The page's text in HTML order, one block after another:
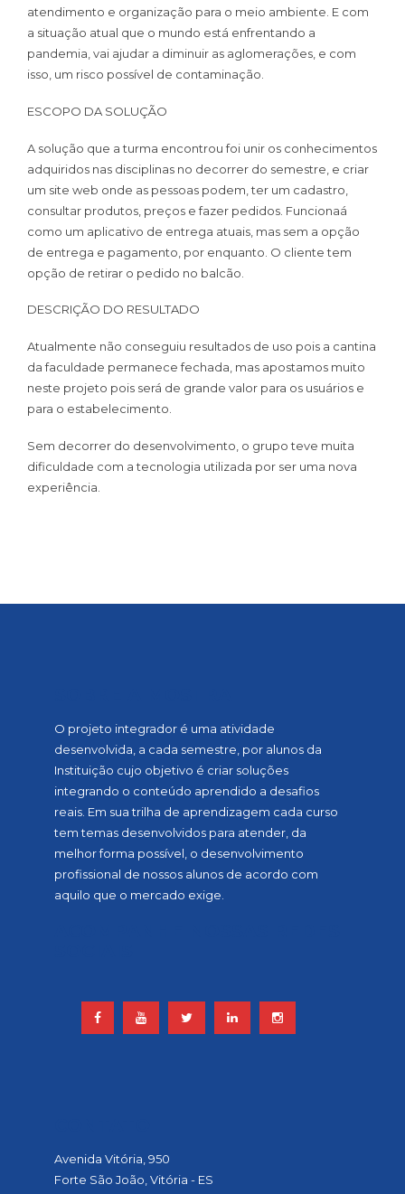
atendimento e organização para o meio ambiente. E com
a situação atual que o mundo está enfrentando a
pandemia, vai ajudar a diminuir as aglomerações, e com
isso, um risco possível de contaminação.
ESCOPO DA SOLUÇÃO
A solução que a turma encontrou foi unir os conhecimentos
adquiridos nas disciplinas no decorrer do semestre, e criar
um site web onde as pessoas podem, ter um cadastro,
consultar produtos, preços e fazer pedidos. Funcionaá
como um aplicativo de entrega atuais, mas sem a opção
de entrega e pagamento, por enquanto. O cliente tem
opção de retirar o pedido no balcão.
DESCRIÇÃO DO RESULTADO
Atualmente não conseguiu resultados de uso pois a cantina
da faculdade permanece fechada, mas apostamos muito
neste projeto pois será de grande valor para os usuários e
para o estabelecimento.
Sem decorrer do desenvolvimento, o grupo teve muita
dificuldade com a tecnologia utilizada por ser uma nova
experiência.
O projeto integrador é uma atividade
desenvolvida, a cada semestre, por alunos da
Instituição cujo objetivo é criar soluções
integrando o conteúdo aprendido a desafios
reais. Em sua trilha de aprendizagem cada curso
tem temas desenvolvidos para atender, da
melhor forma possível, o desenvolvimento
profissional de nossos alunos de acordo com
aquilo que o mercado exige.
Avenida Vitória, 950
Forte São João, Vitória - ES